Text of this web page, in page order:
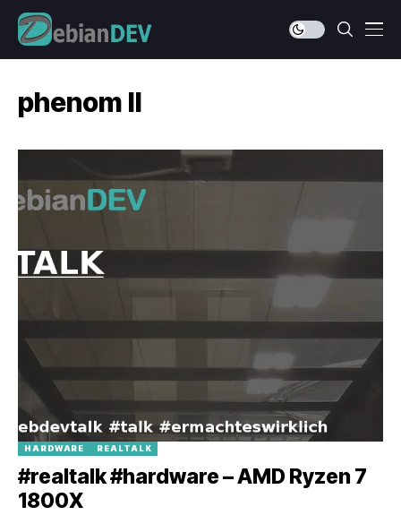
phenom II
HARDWARE REALTALK
#realtalk #hardware – AMD Ryzen 7
1800X